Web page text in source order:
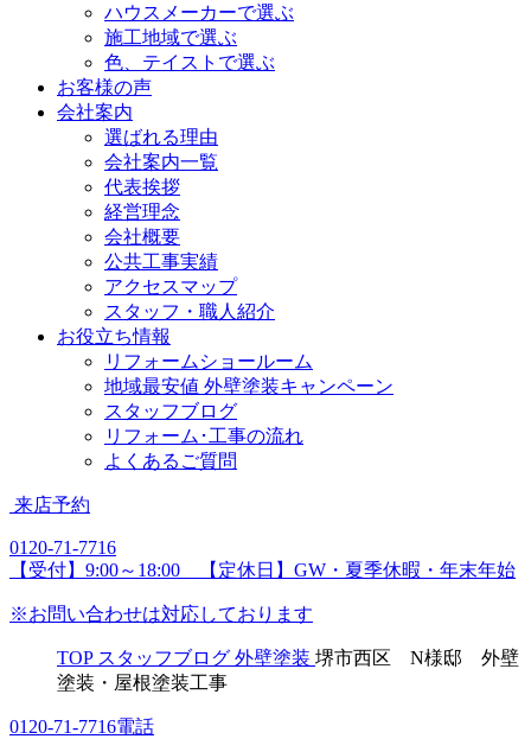
ハウスメーカーで選ぶ
施工地域で選ぶ
色、テイストで選ぶ
お客様の声
会社案内
選ばれる理由
会社案内一覧
代表挨拶
経営理念
会社概要
公共工事実績
アクセスマップ
スタッフ・職人紹介
お役立ち情報
リフォームショールーム
地域最安値 外壁塗装キャンペーン
スタッフブログ
リフォーム･工事の流れ
よくあるご質問
来店予約
0120-71-7716
【受付】9:00～18:00 【定休日】GW・夏季休暇・年末年始
※お問い合わせは対応しております
TOP スタッフブログ 外壁塗装 堺市西区 N様邸 外壁
塗装・屋根塗装工事
0120-71-7716電話